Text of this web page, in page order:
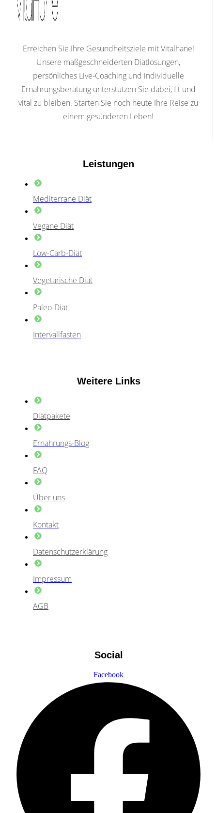
Erreichen Sie Ihre Gesundheitsziele mit Vitalhane!
Unsere maßgeschneiderten Diätlösungen,
persönliches Live-Coaching und individuelle
Ernährungsberatung unterstützen Sie dabei, fit und
vital zu bleiben. Starten Sie noch heute Ihre Reise zu
einem gesünderen Leben!
Leistungen
Mediterrane Diät
Vegane Diät
Low-Carb-Diät
Vegetarische Diät
Paleo-Diät
Intervallfasten
Weitere Links
Diätpakete
Ernährungs-Blog
FAQ
Über uns
Kontakt
Datenschutzerklärung
Impressum
AGB
Social
Facebook